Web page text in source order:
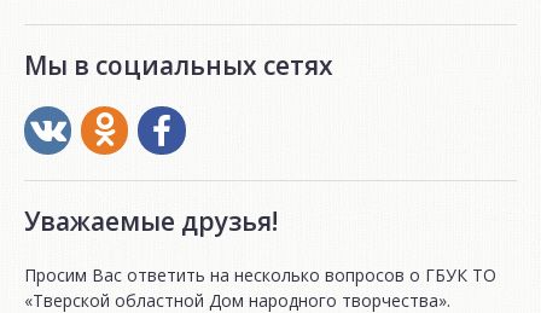
Мы в социальных сетях
Уважаемые друзья!
Просим Вас ответить на несколько вопросов о ГБУК ТО
«Тверской областной Дом народного творчества».